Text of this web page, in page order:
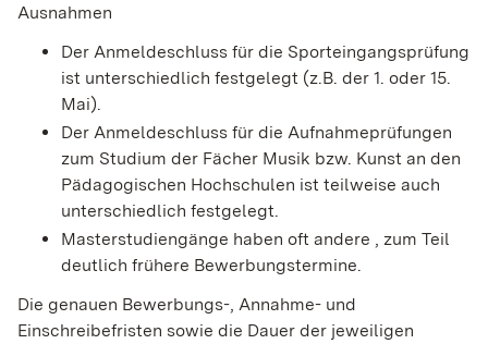
Ausnahmen
Der Anmeldeschluss für die Sporteingangsprüfung
ist unterschiedlich festgelegt (z.B. der 1. oder 15.
Mai).
Der Anmeldeschluss für die Aufnahmeprüfungen
zum Studium der Fächer Musik bzw. Kunst an den
Pädagogischen Hochschulen ist teilweise auch
unterschiedlich festgelegt.
Masterstudiengänge haben oft andere , zum Teil
deutlich frühere Bewerbungstermine.
Die genauen Bewerbungs-, Annahme- und
Einschreibefristen sowie die Dauer der jeweiligen